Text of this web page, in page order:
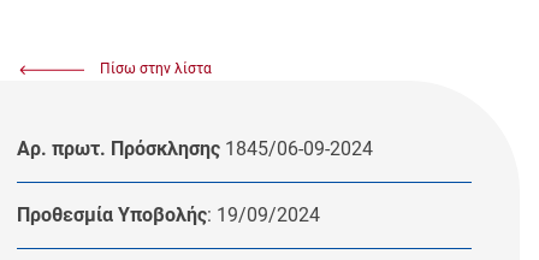
Πίσω στην λίστα
Αρ. πρωτ. Πρόσκλησης 1845/06-09-2024
Προθεσμία Υποβολής: 19/09/2024